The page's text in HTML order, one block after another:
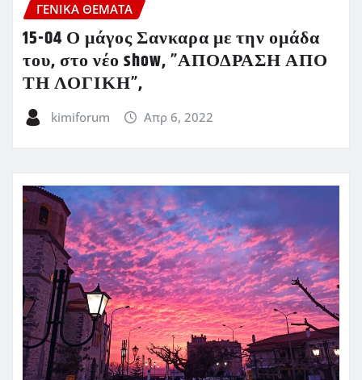
ΓΕΝΙΚΑ ΘΕΜΑΤΑ
15-04 Ο μάγος Σανκαρα με την ομάδα
του, στο νέο show, ”ΑΠΟΔΡΑΣΗ ΑΠΟ
ΤΗ ΛΟΓΙΚΗ”,
kimiforum Απρ 6, 2022